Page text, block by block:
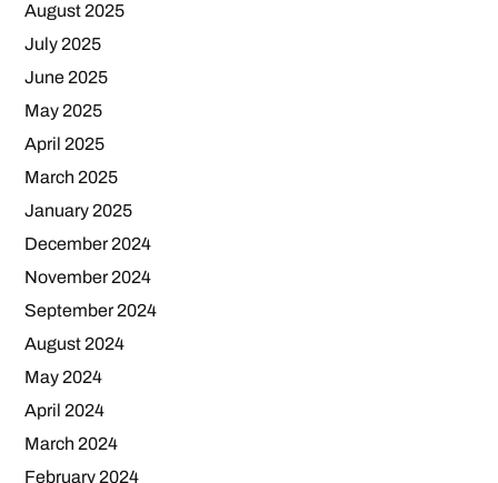
August 2025
July 2025
June 2025
May 2025
April 2025
March 2025
January 2025
December 2024
November 2024
September 2024
August 2024
May 2024
April 2024
March 2024
February 2024